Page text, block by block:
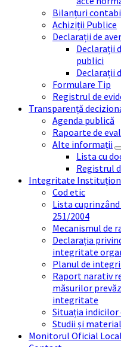
Bilanțuri
Achiziții Publice
Declarații de
Declarații
publici
Declarații
Formulare Tip
Registrul de
Transparență
Agenda publică
Rapoarte de
Alte informații
Lista cu
Registrul
Integritate
Cod etic
Lista
251/2004
Mecanismul de
Declarația
integritate
Planul de
Raport narativ
măsurilor
integritate
Situația
Studii și
Monitorul Oficial Local